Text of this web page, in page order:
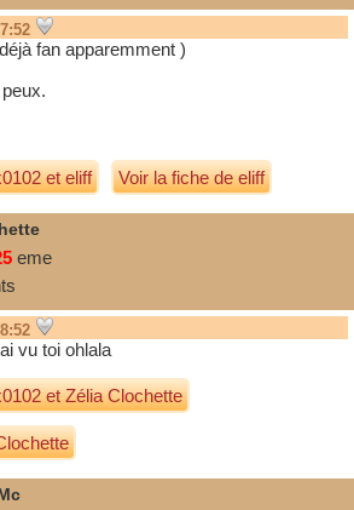
fan apparemment )
eteliff Voir la fiche de eliff
eme
vu toi ohlala
etZélia Clochette